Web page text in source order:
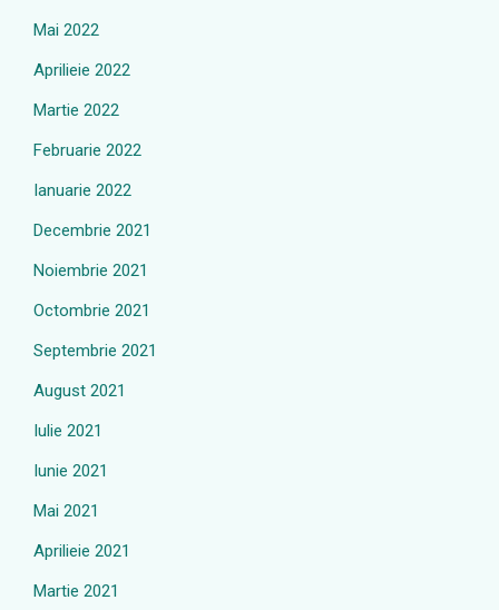
Mai 2022
Aprilieie 2022
Martie 2022
Februarie 2022
Ianuarie 2022
Decembrie 2021
Noiembrie 2021
Octombrie 2021
Septembrie 2021
August 2021
Iulie 2021
Iunie 2021
Mai 2021
Aprilieie 2021
Martie 2021